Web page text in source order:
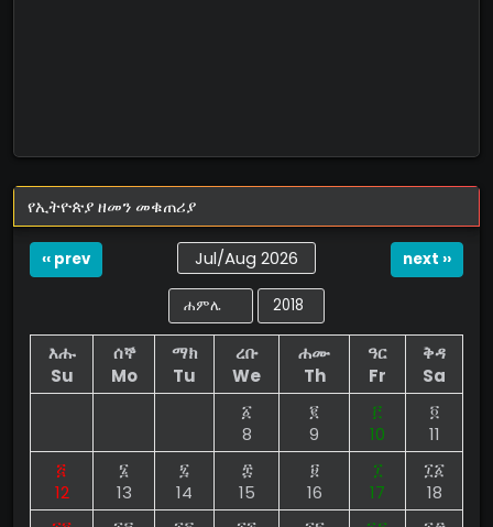
የኢትዮጵያ ዘመን መቁጠሪያ
‹‹ prev Jul/Aug 2026 next ››
እሑ
Su
ሰኞ
Mo
ማክ
Tu
ረቡ
We
ሐሙ
Th
ዓር
Fr
ቅዳ
Sa
፩
8
፪
9
፫
10
፬
11
፭
12
፮
13
፯
14
፰
15
፱
16
፲
17
፲፩
18